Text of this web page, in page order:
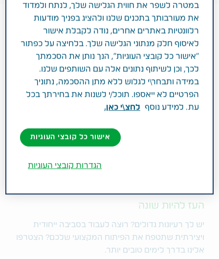
1 דקות
קריירה
אנחנו, בטבע עושים הכל כדי שתוכלו לפתח
לעצמכם קריירה מעניינת, להתקדם ולצמוח
בהתאם ליכולותיכם, לכישוריכם
ולשאיפותיכם. פיתוח קריירה היא, בעינינו,
העז להיות שונה
יש לך רעיונות גדולים? רוצה לעבוד בסביבה ייחודית
ויצירתית שתטפח את הפיתוח המקצועי שלכם? הצטרפו
אלינו בדרך לימים טובים יותר.
במטרה לשפר את חווית הגלישה שלך, לנתח ולמדוד
את מעורבותך בתכנים שלנו ולהציג בפניך מודעות
רלוונטיות באתרים אחרים, נודה לקבלת אישור
לאיסוף חלק מנתוני הגלישה שלך. בלחיצה על כפתור
"אישור כל קובצי העוגיות", הנך נותן את הסכמתך
לכך, וכן לשיתוף נתונים אלה עם השותפים שלנו.
במידה ותבחר\י לגלוש ללא מתן ההסכמה, נתוניך
הפרטיים לא ייאספו. תוכל/י לשנות את בחירתך בכל
עת. למידע נוסף
לחצ\י כאן.
אישור כל קובצי העוגיות
הגדרות קובצי העוגיות